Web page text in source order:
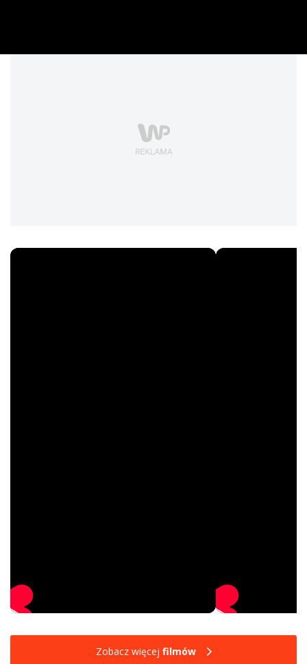
Zobacz więcej filmów